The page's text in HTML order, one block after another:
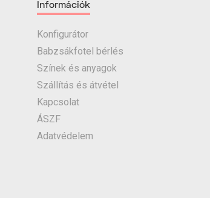
Információk
Konfigurátor
Babzsákfotel bérlés
Színek és anyagok
Szállítás és átvétel
Kapcsolat
ÁSZF
Adatvédelem